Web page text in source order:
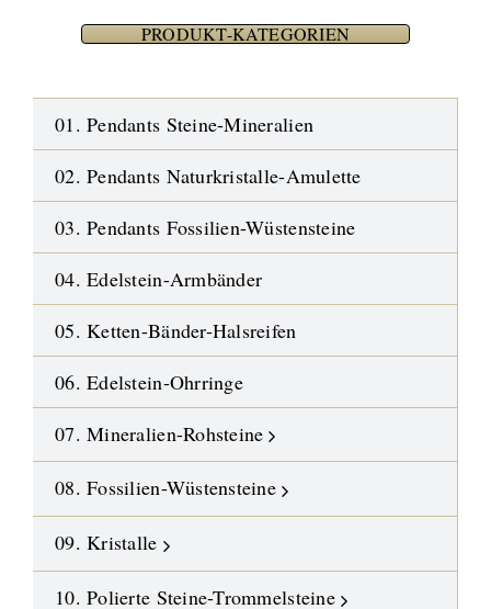
PRODUKT-KATEGORIEN
01. Pendants Steine-Mineralien
02. Pendants Naturkristalle-Amulette
03. Pendants Fossilien-Wüstensteine
04. Edelstein-Armbänder
05. Ketten-Bänder-Halsreifen
06. Edelstein-Ohrringe
07. Mineralien-Rohsteine
08. Fossilien-Wüstensteine
09. Kristalle
10. Polierte Steine-Trommelsteine